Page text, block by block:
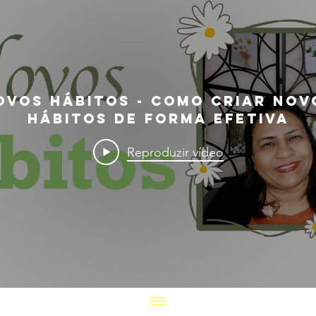
Hábitos - Como criar
Hábitos de forma efetiva
Reproduzir vídeo
Natal na Inglaterra - Como se
comemora o Natal em Londres
Reproduzir vídeo